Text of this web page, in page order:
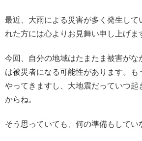
最近、大雨による災害が多く発生して
れた方には心よりお見舞い申し上げま
今回、自分の地域はたまたま被害がな
は被災者になる可能性があります。
も
やってきますし、大地震だっていつ起
からね。
そう思っていても、何の準備もして